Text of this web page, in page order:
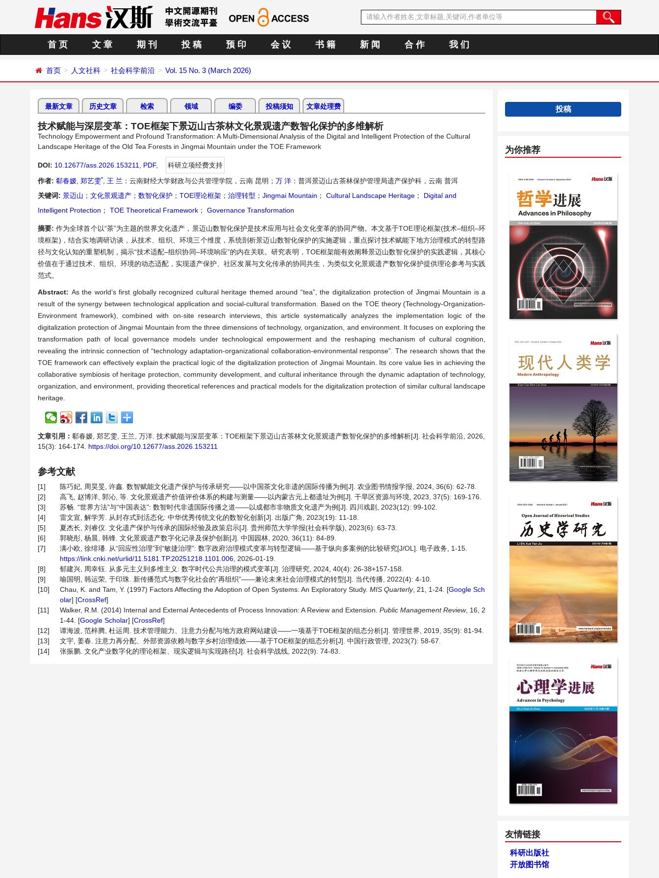
首 页 文 章 期 刊 投 稿 预 印 会 议 书 籍 新 闻 合 作 我 们
首页 人文社科 社会科学前沿 Vol. 15 No. 3 (March 2026)
最新文章 历史文章 检索 领域 编委 投稿须知 文章处理费
技术赋能与深层变革：TOE框架下景迈山古茶林文化景观遗产数智化保护的多维解析
Technology Empowerment and Profound Transformation: A Multi-Dimensional Analysis of the Digital and Intelligent Protection of the Cultural
Landscape Heritage of the Old Tea Forests in Jingmai Mountain under the TOE Framework
DOI: 10.12677/ass.2026.153211 PDF,
科研立项经费支持
作者: 郗春嫒 郑艺雯* 王 兰 ：云南财经大学财政与公共管理学院，云南 昆明； 万 洋 ：普洱景迈山古茶林保护管理局遗产保护科，云南 普洱
关键词: 景迈山 ； 文化景观遗产 ； 数智化保护 ； TOE理论框架 ； 治理转型 ； Jingmai Mountain ； Cultural Landscape Heritage ；
Digital and
Intelligent Protection ； TOE Theoretical Framework ； Governance Transformation
摘要:作为全球首个以“茶”为主题的世界文化遗产，景迈山数智化保护是技术应用与社会文化变革的协同产物。本文基于TOE理论框架(技术–组织–环
境框架)，结合实地调研访谈，从技术、组织、环境三个维度，系统剖析景迈山数智化保护的实施逻辑，重点探讨技术赋能下地方治理模式的转型路
径与文化认知的重塑机制，揭示“技术适配–组织协同–环境响应”的内在关联。研究表明，TOE框架能有效阐释景迈山数智化保护的实践逻辑，其核心
价值在于通过技术、组织、环境的动态适配，实现遗产保护、社区发展与文化传承的协同共生，为类似文化景观遗产数智化保护提供理论参考与实践
范式。
Abstract: As the world’s first globally recognized cultural heritage themed around “tea”, the digitalization protection of Jingmai Mountain is a
result of the synergy between technological application and social-cultural transformation. Based on the TOE theory (Technology-Organization-
Environment framework), combined with on-site research interviews, this article systematically analyzes the implementation logic of the
digitalization protection of Jingmai Mountain from the three dimensions of technology, organization, and environment. It focuses on exploring the
transformation path of local governance models under technological empowerment and the reshaping mechanism of cultural cognition,
revealing the intrinsic connection of “technology adaptation-organizational collaboration-environmental response”. The research shows that the
TOE framework can effectively explain the practical logic of the digitalization protection of Jingmai Mountain. Its core value lies in achieving the
collaborative symbiosis of heritage protection, community development, and cultural inheritance through the dynamic adaptation of technology,
organization, and environment, providing theoretical references and practical models for the digitalization protection of similar cultural landscape
heritage.
文章引用： 郗春嫒, 郑艺雯, 王兰, 万洋. 技术赋能与深层变革：TOE框架下景迈山古茶林文化景观遗产数智化保护的多维解析[J]. 社会科学前沿, 2026,
15(3): 164-174. https://doi.org/10.12677/ass.2026.153211
参考文献
[1]
陈巧妃, 周昊旻, 许鑫. 数智赋能文化遗产保护与传承研究——以中国茶文化非遗的国际传播为例[J]. 农业图书情报学报, 2024, 36(6): 62-78.
[2]
高飞, 赵博洋, 郭沁, 等. 文化景观遗产价值评价体系的构建与测量——以内蒙古元上都遗址为例[J]. 干旱区资源与环境, 2023, 37(5): 169-176.
[3]
苏畅. “世界方法”与“中国表达”: 数智时代非遗国际传播之道——以成都市非物质文化遗产为例[J]. 四川戏剧, 2023(12): 99-102.
[4]
雷文宣, 解学芳. 从封存式到活态化: 中华优秀传统文化的数智化创新[J]. 出版广角, 2023(19): 11-18.
[5]
夏杰长, 刘睿仪. 文化遗产保护与传承的国际经验及政策启示[J]. 贵州师范大学学报(社会科学版), 2023(6): 63-73.
[6]
郭晓彤, 杨晨, 韩锋. 文化景观遗产数字化记录及保护创新[J]. 中国园林, 2020, 36(11): 84-89.
[7]
满小欧, 徐绯璠. 从“回应性治理”到“敏捷治理”: 数字政府治理模式变革与转型逻辑——基于纵向多案例的比较研究[J/OL]. 电子政务, 1-15.
https://link.cnki.net/urlid/11.5181.TP.20251218.1101.006 , 2026-01-19.
[8]
郁建兴, 周幸钰. 从多元主义到多维主义: 数字时代公共治理的模式变革[J]. 治理研究, 2024, 40(4): 26-38+157-158.
[9]
喻国明, 韩运荣, 于印珠. 新传播范式与数字化社会的“再组织”——兼论未来社会治理模式的转型[J]. 当代传播, 2022(4): 4-10.
[10]
Chau, K. and Tam, Y. (1997) Factors Affecting the Adoption of Open Systems: An Exploratory Study. MIS Quarterly, 21, 1-24. [Google Sch
olar] [CrossRef]
[11]
Walker, R.M. (2014) Internal and External Antecedents of Process Innovation: A Review and Extension. Public Management Review, 16, 2
1-44. [Google Scholar] [CrossRef]
[12]
谭海波, 范梓腾, 杜运周. 技术管理能力、注意力分配与地方政府网站建设——一项基于TOE框架的组态分析[J]. 管理世界, 2019, 35(9): 81-94.
[13]
文宇, 姜春. 注意力再分配、外部资源依赖与数字乡村治理绩效——基于TOE框架的组态分析[J]. 中国行政管理, 2023(7): 58-67.
[14]
张振鹏. 文化产业数字化的理论框架、现实逻辑与实现路径[J]. 社会科学战线, 2022(9): 74-83.
投稿
为你推荐
友情链接
科研出版社
开放图书馆